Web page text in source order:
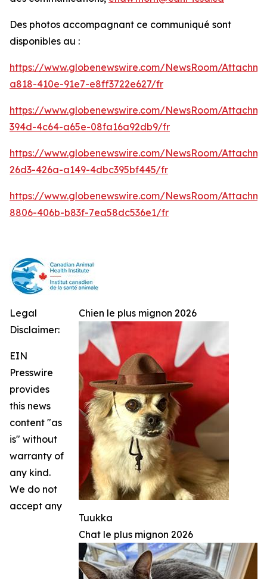
Des photos accompagnant ce communiqué sont
disponibles au :
https://www.globenewswire.com/NewsRoom/
a818-410e-91e7-e8ff3722e627/fr
https://www.globenewswire.com/NewsRoom/
394d-4c64-a65e-08fa16a92db9/fr
https://www.globenewswire.com/NewsRoom/
26d3-426a-a149-4dbc395bf445/fr
https://www.globenewswire.com/NewsRoom/
8806-406b-b83f-7ea58dc536e1/fr
Chien le plus mignon 2026
Tuukka
Chat le plus mignon 2026
Legal
Disclaimer:
EIN
Presswire
provides
this news
content "as
is" without
warranty of
any kind.
We do not
accept any